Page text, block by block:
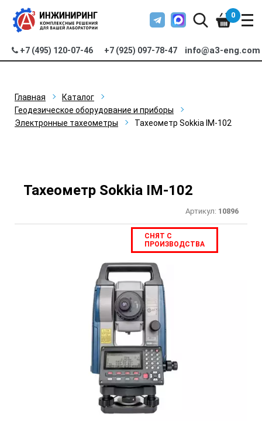
+7 (495) 120-07-46 +7 (925) 097-78-47 info@a3-eng.com
0
Главная
Каталог
Геодезическое оборудование и приборы
Электронные тахеометры
Тахеометр Sokkia IM-102
Тахеометр Sokkia IM-102
Артикул: 10896
СНЯТ С
ПРОИЗВОДСТВА